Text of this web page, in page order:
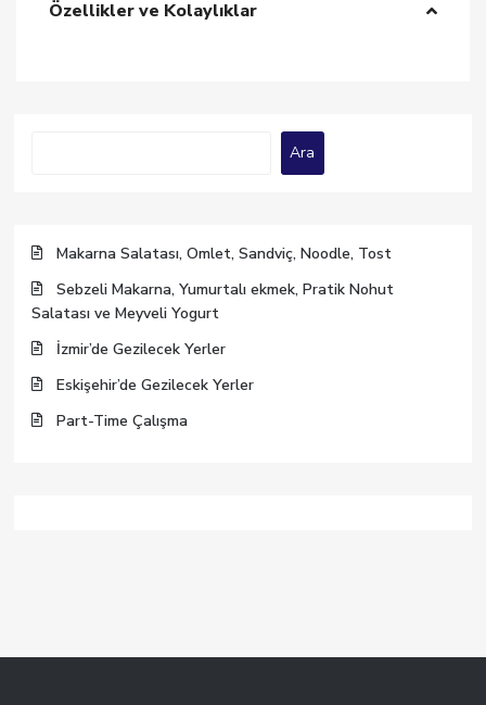
Özellikler ve Kolaylıklar
Ara
Makarna Salatası, Omlet, Sandviç, Noodle, Tost
Sebzeli Makarna, Yumurtalı ekmek, Pratik Nohut
Salatası ve Meyveli Yogurt
İzmir’de Gezilecek Yerler
Eskişehir’de Gezilecek Yerler
Part-Time Çalışma